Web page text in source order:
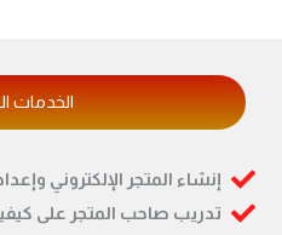
الخدمات
إنشاء المتجر الإلكتروني
تدريب صاحب المتجر على